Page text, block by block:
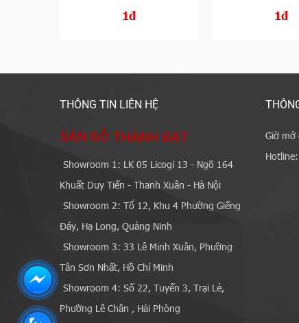
1đ 1đ
THÔNG TIN LIÊN HỆ
SÀN GỖ THÀNH ĐẠT
Showroom 1: LK 05 Licogi 13 - Ngõ 164
Khuất Duy Tiến - Thanh Xuân - Hà Nội
Showroom 2: Tổ 12, Khu 4 Phường Giếng
Đáy, Hạ Long, Quảng Ninh
Showroom 3: 33 Lê Minh Xuân, Phường
Tân Sơn Nhất, Hồ Chí Minh
Showroom 4: Số 22, Tuyến 3, Trại Lẻ,
Phường Lê Chân , Hải Phòng
Giờ